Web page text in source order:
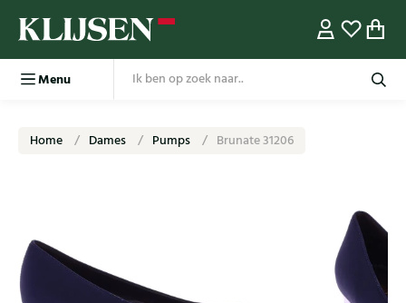
Menu
Home Dames Pumps Brunate 31206